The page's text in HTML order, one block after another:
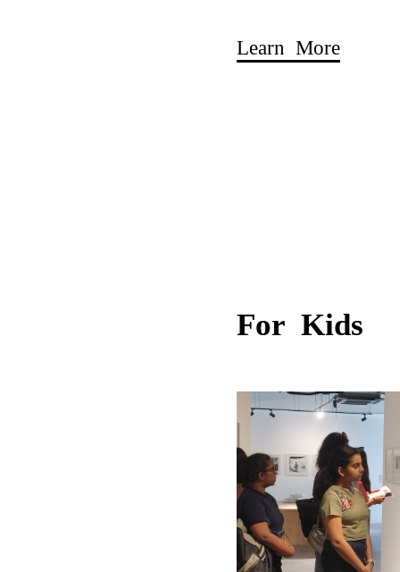
Learn More
For Kids